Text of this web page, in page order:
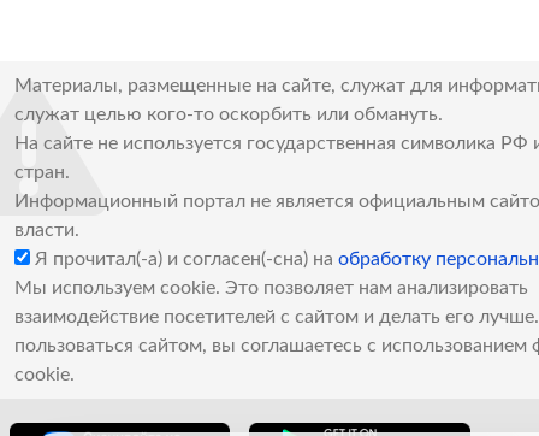
Материалы, размещенные на сайте, служат для
служат целью кого-то оскорбить или обмануть.
На сайте не используется государственная символика РФ
стран.
Информационный портал не является официальным
власти.
Я прочитал(-а) и согласен(-сна) на обработку
Мы используем cookie. Это позволяет нам анализировать
взаимодействие посетителей с сайтом и делать его
пользоваться сайтом, вы соглашаетесь с использованием
cookie.